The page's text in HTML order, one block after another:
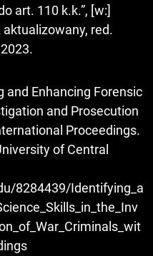
art. 110 k.k.”, [w:]
red.
Enhancing Forensic
and Prosecution
Proceedings.
of Central
8284439/Identifying_a